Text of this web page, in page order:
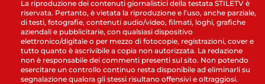
La riproduzione dei contenuti giornalistici della testata STILETV è
riservata. Pertanto, è vietata la riproduzione e l’uso, anche parziale,
di testi, fotografie, contenuti audio/video, filmati, loghi, grafiche
aziendali e pubblicitarie, con qualsiasi dispositivo
elettronico/digitale o per mezzo di fotocopie, registrazioni, cover e
tutto quanto è ascrivibile a copia non autorizzata. La redazione
non è responsabile dei commenti presenti sul sito. Non potendo
esercitare un controllo continuo resta disponibile ad eliminarli su
segnalazione qualora gli stessi risultano offensivi e oltraggiosi.